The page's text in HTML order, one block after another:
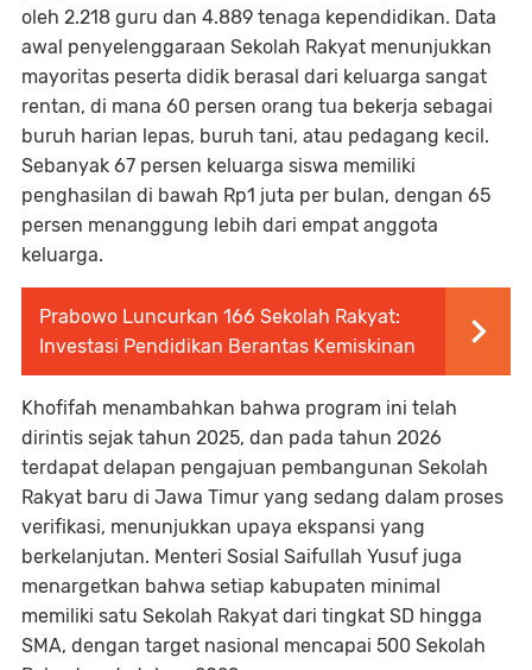
oleh 2.218 guru dan 4.889 tenaga kependidikan. Data
awal penyelenggaraan Sekolah Rakyat menunjukkan
mayoritas peserta didik berasal dari keluarga sangat
rentan, di mana 60 persen orang tua bekerja sebagai
buruh harian lepas, buruh tani, atau pedagang kecil.
Sebanyak 67 persen keluarga siswa memiliki
penghasilan di bawah Rp1 juta per bulan, dengan 65
persen menanggung lebih dari empat anggota
keluarga.
Prabowo Luncurkan 166 Sekolah Rakyat:
Investasi Pendidikan Berantas Kemiskinan
Khofifah menambahkan bahwa program ini telah
dirintis sejak tahun 2025, dan pada tahun 2026
terdapat delapan pengajuan pembangunan Sekolah
Rakyat baru di Jawa Timur yang sedang dalam proses
verifikasi, menunjukkan upaya ekspansi yang
berkelanjutan. Menteri Sosial Saifullah Yusuf juga
menargetkan bahwa setiap kabupaten minimal
memiliki satu Sekolah Rakyat dari tingkat SD hingga
SMA, dengan target nasional mencapai 500 Sekolah